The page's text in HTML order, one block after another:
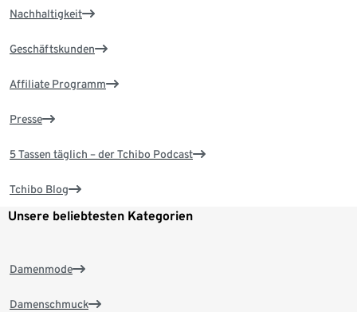
Nachhaltigkeit
Geschäftskunden
Affiliate Programm
Presse
5 Tassen täglich – der Tchibo Podcast
Tchibo Blog
Unsere beliebtesten Kategorien
Damenmode
Damenschmuck